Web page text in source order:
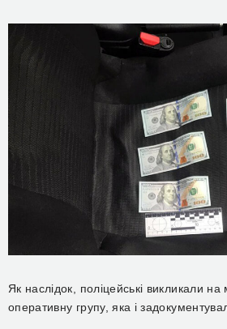
Як наслідок, поліцейські викликали на
оперативну групу, яка і